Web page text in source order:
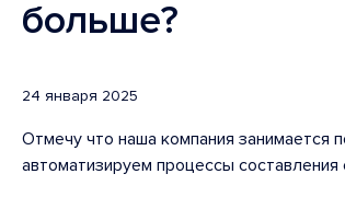
больше?
24 января 2025
Отмечу что наша компания занимается
автоматизируем процессы